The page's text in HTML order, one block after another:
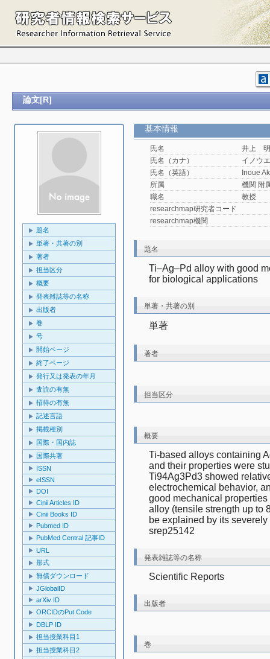
論文[R]
題名
単著・共著の別
著者
担当区分
概要
発表雑誌等の名称
出版者
巻
号
開始ページ
終了ページ
発行又は発表の年月
査読の有無
招待の有無
記述言語
掲載種別
国際・国内誌
国際共著
ISSN
eISSN
DOI
Cinii Articles ID
Cinii Books ID
Pubmed ID
PubMed Central 記事ID
URL
形式
無償ダウンロード
JGlobalID
arXiv ID
ORCIDのPut Code
DBLP ID
担当授業科目1
担当授業科目2
基本情報
氏名
井上
氏名（カナ）
イノウ
氏名（英語）
Inoue
所属
機関 附
職名
教授
researchmap研究者コード
researchmap機関
題名
Ti–Ag–Pd alloy with good
for biological applications
単著・共著の別
単著
著者
担当区分
概要
Ti-based alloys containing
and their properties were
Ti94Ag3Pd3 showed
electrochemical behavior,
good mechanical
alloy (tensile strength up to
be explained by its
srep25142
発表雑誌等の名称
Scientific Reports
出版者
巻